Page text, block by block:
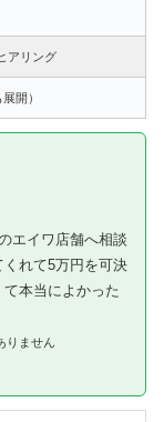
アリング
開）
エイワ店舗へ相談
れて5万円を可決
本当によかった
りません